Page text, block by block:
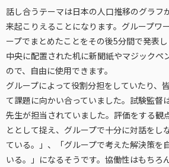
話し合うテーマは日本の人口推移のグラフ
来起こりえることになります。グループワ
ープでまとめたことをその後5分間で発表
中央に配置された机に新聞紙やマジックペ
ので、自由に使用できます。
グループによって役割分担をしていたり、
て課題に向かい合っていました。試験監督
先生が担当されていました。評価をする観
ととして捉え、グループで十分に対話をし
ている。」、「グループで考えた解決策を
いる。」になるそうです。協働性はもちろ